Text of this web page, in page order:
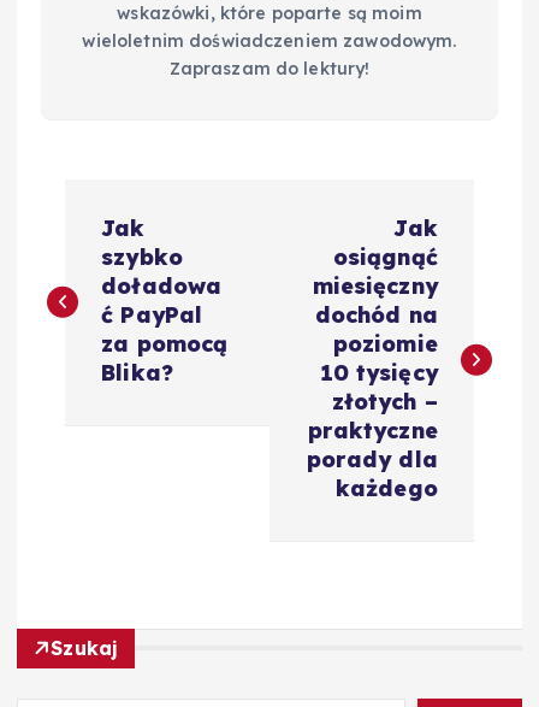
wskazówki, które poparte są moim
wieloletnim doświadczeniem zawodowym.
Zapraszam do lektury!
w
j
a
Jak
szybko
doładowa
ć PayPal
za pomocą
Blika?
Jak
osiągnąć
miesięczny
dochód na
poziomie
10 tysięcy
złotych –
praktyczne
porady dla
każdego
Szukaj